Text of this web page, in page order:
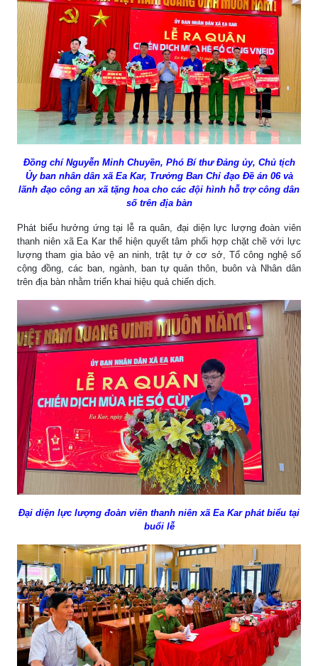
Đồng chí Nguyễn Minh Chuyền, Phó Bí thư Đảng ủy, Chủ tịch
Ủy ban nhân dân xã Ea Kar, Trưởng Ban Chỉ đạo Đề án 06 và
lãnh đạo công an xã tặng hoa cho các đội hình hỗ trợ công dân
số trên địa bàn
Phát biểu hưởng ứng tại lễ ra quân, đại diện lực lượng đoàn viên
thanh niên xã Ea Kar thể hiện quyết tâm phối hợp chặt chẽ với lực
lượng tham gia bảo vệ an ninh, trật tự ở cơ sở, Tổ công nghệ số
cộng đồng, các ban, ngành, ban tự quản thôn, buôn và Nhân dân
trên địa bàn nhằm triển khai hiệu quả chiến dịch.
Đại diện lực lượng đoàn viên thanh niên xã Ea Kar phát biểu tại
buổi lễ